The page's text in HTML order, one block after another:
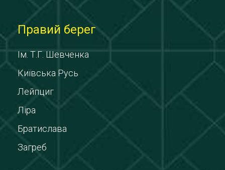
Правий берег
Ім. Т.Г. Шевченка
Київська Русь
Лейпциг
Ліра
Братислава
Загреб